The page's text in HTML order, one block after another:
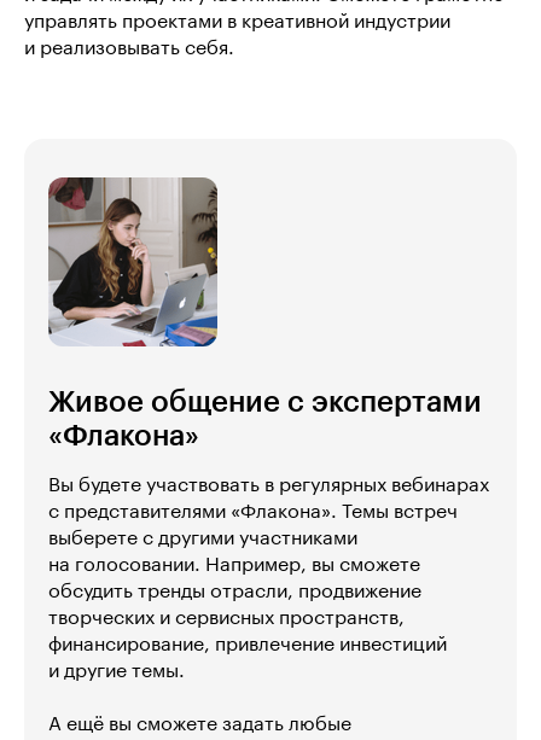
управлять проектами в креативной индустрии
и реализовывать себя.
Живое общение с экспертами
«Флакона»
Вы будете участвовать в регулярных вебинарах
с представителями «Флакона». Темы встреч
выберете с другими участниками
на голосовании. Например, вы сможете
обсудить тренды отрасли, продвижение
творческих и сервисных пространств,
финансирование, привлечение инвестиций
и другие темы.
А ещё вы сможете задать любые